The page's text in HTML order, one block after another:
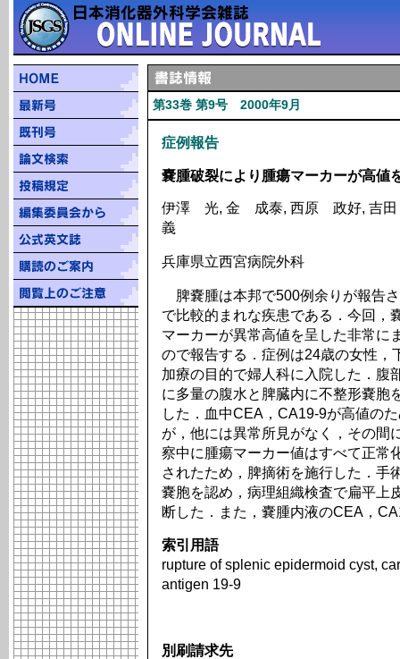
第33巻 第9号 2000年9月
症例報告
嚢腫破裂により腫瘍マーカーが高値
伊澤 光, 金 成泰, 西原 政好, 吉
義
兵庫県立西宮病院外科
脾嚢腫は本邦で500例余りが報告
で比較的まれな疾患である．今回，
マーカーが異常高値を呈した非常に
ので報告する．症例は24歳の女性，
加療の目的で婦人科に入院した．腹
に多量の腹水と脾臓内に不整形嚢胞
した．血中CEA，CA19-9が高値の
が，他には異常所見がなく，その間
察中に腫瘍マーカー値はすべて正常
されたため，脾摘術を施行した．手
嚢胞を認め，病理組織検査で扁平上
断した．また，嚢腫内液のCEA，
索引用語
rupture of splenic epidermoid cyst,
antigen 19-9
別刷請求先